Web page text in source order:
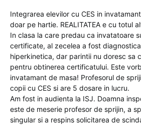
Integrarea elevilor cu CES in
doar pe hartie. REALITATEA e cu totul
In clasa la care predau ca invatatoare
certificate, al zecelea a fost
hiperkinetica, dar parintii nu doresc sa
pentru obtinerea certificatului. Este
invatamant de masa! Profesorul de
copii cu CES si are 5 dosare in lucru.
Am fost in audienta la ISJ. Doamna
este de meserie profesor de sprijin, a
singular si a respins solicitarea de